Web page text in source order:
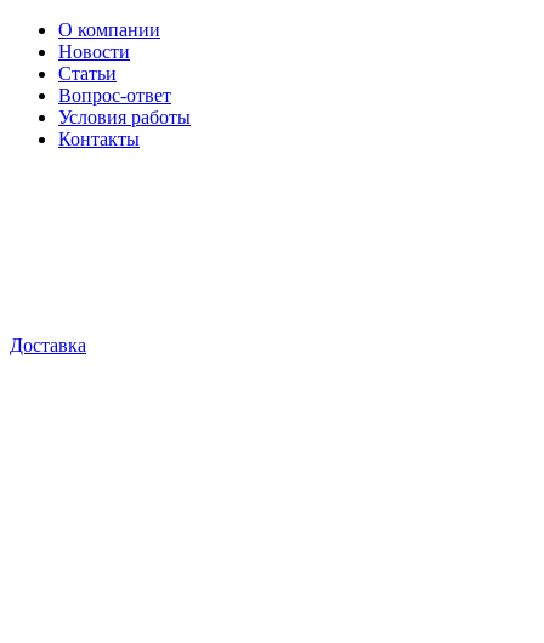
О компании
Новости
Статьи
Вопрос-ответ
Условия работы
Контакты
Доставка